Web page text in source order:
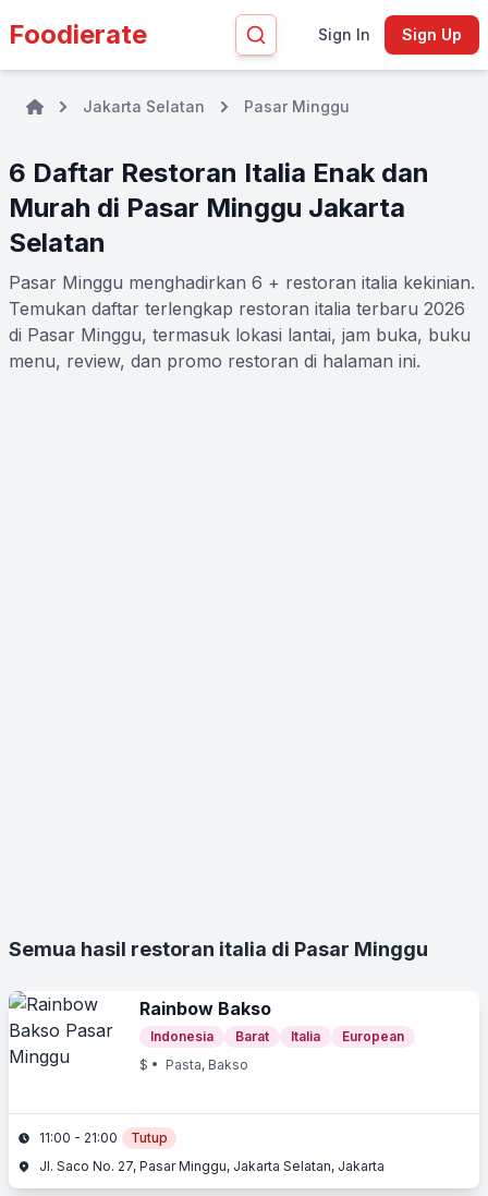
Foodierate Sign In Sign Up
Jakarta Selatan Pasar Minggu
6 Daftar Restoran Italia Enak dan
Murah di Pasar Minggu Jakarta
Selatan
Pasar Minggu menghadirkan 6 + restoran italia kekinian.
Temukan daftar terlengkap restoran italia terbaru 2026
di Pasar Minggu, termasuk lokasi lantai, jam buka, buku
menu, review, dan promo restoran di halaman ini.
Semua hasil restoran italia di Pasar Minggu
Rainbow Bakso
Indonesia Barat Italia
European
$ • Pasta, Bakso
11:00 - 21:00
Tutup
Jl. Saco No. 27, Pasar Minggu, Jakarta Selatan, Jakarta